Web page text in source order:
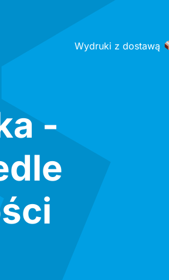
Wydruki z dostawą
-